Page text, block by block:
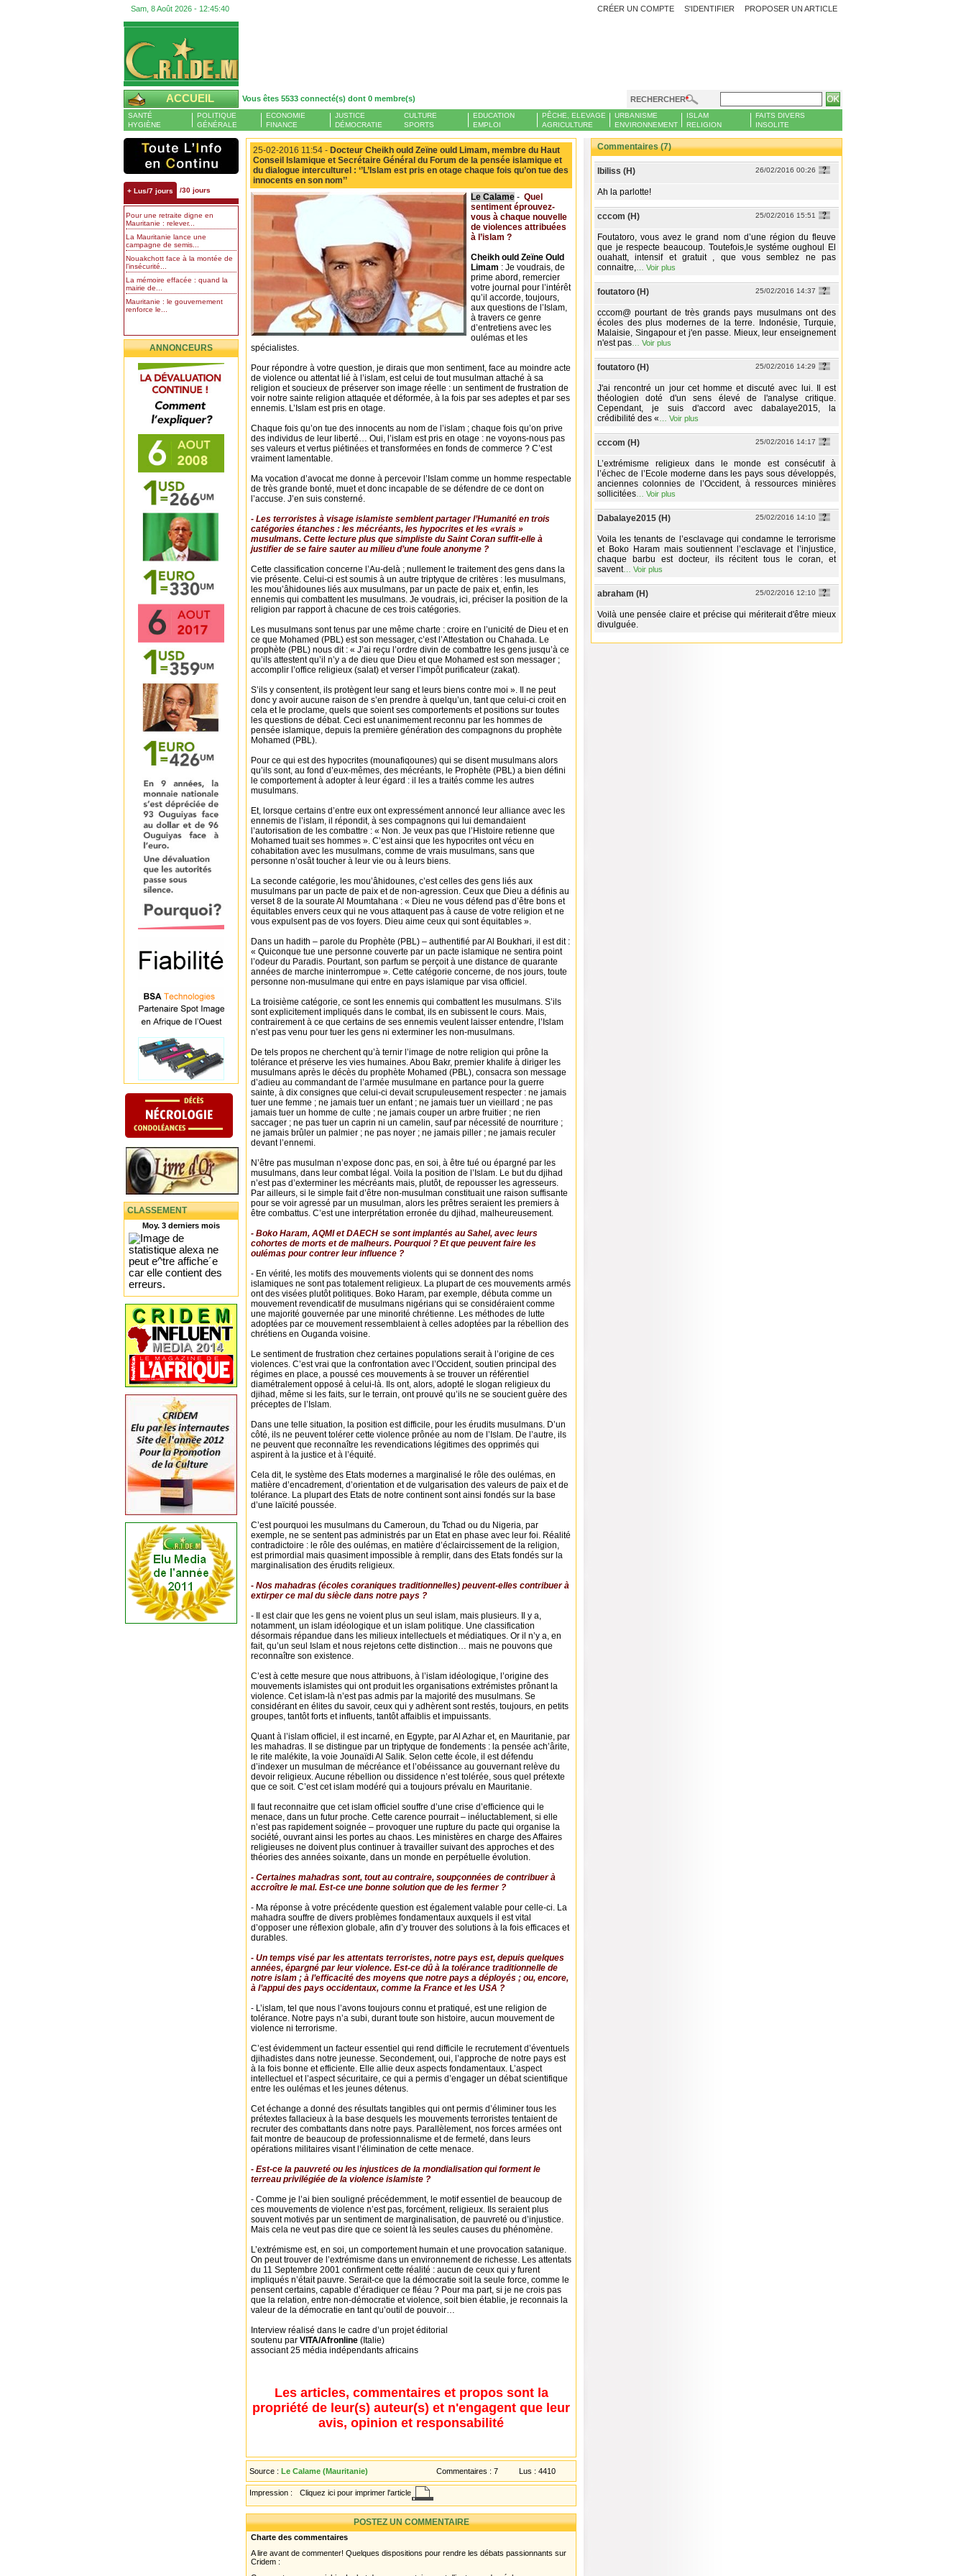
Sam, 8 Août 2026 - 12:45:41 PROPOSER UN ARTICLE
CRÉER UN COMPTE S'IDENTIFIER
ACCUEIL Vous êtes 5533 connecté(s) dont 0 membre(s) RECHERCHER
SANTÉ
HYGIÈNE
POLITIQUE
GÉNÉRALE
ECONOMIE
FINANCE
JUSTICE
DÉMOCRATIE
CULTURE
SPORTS
EDUCATION
EMPLOI
PÊCHE, ELEVAGE
AGRICULTURE
URBANISME
ENVIRONNEMENT
ISLAM
RELIGION
FAITS DIVERS
INSOLITE
+ Lus/7 jours /30 jours
Pour une retraite digne en
Mauritanie : relever...
La Mauritanie lance une
campagne de semis...
Nouakchott face à la montée de
l’insécurité...
La mémoire effacée : quand la
mairie de...
Mauritanie : le gouvernement
renforce le...
ANNONCEURS
CLASSEMENT
Moy. 3 derniers mois
25-02-2016 11:54 - Docteur Cheikh ould Zeïne ould Limam, membre du Haut
Conseil Islamique et Secrétaire Général du Forum de la pensée islamique et
du dialogue interculturel : ‘’L’Islam est pris en otage chaque fois qu’on tue des
innocents en son nom’’
Le Calame - Quel
sentiment éprouvez-
vous à chaque nouvelle
de violences attribuées
à l’islam ?
Cheikh ould Zeïne Ould
Limam : Je voudrais, de
prime abord, remercier
votre journal pour l’intérêt
qu’il accorde, toujours,
aux questions de l’Islam,
à travers ce genre
d’entretiens avec les
oulémas et les
spécialistes.
Pour répondre à votre question, je dirais que mon sentiment, face au moindre acte
de violence ou attentat lié à l’islam, est celui de tout musulman attaché à sa
religion et soucieux de préserver son image réelle : un sentiment de frustration de
voir notre sainte religion attaquée et déformée, à la fois par ses adeptes et par ses
ennemis. L’Islam est pris en otage.
Chaque fois qu’on tue des innocents au nom de l’islam ; chaque fois qu’on prive
des individus de leur liberté… Oui, l’islam est pris en otage : ne voyons-nous pas
ses valeurs et vertus piétinées et transformées en fonds de commerce ? C’est
vraiment lamentable.
Ma vocation d’avocat me donne à percevoir l’Islam comme un homme respectable
de très grande bonté, muet et donc incapable de se défendre de ce dont on
l’accuse. J’en suis consterné.
- Les terroristes à visage islamiste semblent partager l’Humanité en trois
catégories étanches : les mécréants, les hypocrites et les «vrais »
musulmans. Cette lecture plus que simpliste du Saint Coran suffit-elle à
justifier de se faire sauter au milieu d’une foule anonyme ?
Cette classification concerne l’Au-delà ; nullement le traitement des gens dans la
vie présente. Celui-ci est soumis à un autre triptyque de critères : les musulmans,
les mou’âhidounes liés aux musulmans, par un pacte de paix et, enfin, les
ennemis qui combattent les musulmans. Je voudrais, ici, préciser la position de la
religion par rapport à chacune de ces trois catégories.
Les musulmans sont tenus par une même charte : croire en l’unicité de Dieu et en
ce que Mohamed (PBL) est son messager, c’est l’Attestation ou Chahada. Le
prophète (PBL) nous dit : « J’ai reçu l’ordre divin de combattre les gens jusqu’à ce
qu’ils attestent qu’il n’y a de dieu que Dieu et que Mohamed est son messager ;
accomplir l’office religieux (salat) et verser l’impôt purificateur (zakat).
S’ils y consentent, ils protègent leur sang et leurs biens contre moi ». Il ne peut
donc y avoir aucune raison de s’en prendre à quelqu’un, tant que celui-ci croit en
cela et le proclame, quels que soient ses comportements et positions sur toutes
les questions de débat. Ceci est unanimement reconnu par les hommes de
pensée islamique, depuis la première génération des compagnons du prophète
Mohamed (PBL).
Pour ce qui est des hypocrites (mounafiqounes) qui se disent musulmans alors
qu’ils sont, au fond d’eux-mêmes, des mécréants, le Prophète (PBL) a bien défini
le comportement à adopter à leur égard : il les a traités comme les autres
musulmans.
Et, lorsque certains d’entre eux ont expressément annoncé leur alliance avec les
ennemis de l’islam, il répondit, à ses compagnons qui lui demandaient
l’autorisation de les combattre : « Non. Je veux pas que l’Histoire retienne que
Mohamed tuait ses hommes ». C’est ainsi que les hypocrites ont vécu en
cohabitation avec les musulmans, comme de vrais musulmans, sans que
personne n’osât toucher à leur vie ou à leurs biens.
La seconde catégorie, les mou’âhidounes, c’est celles des gens liés aux
musulmans par un pacte de paix et de non-agression. Ceux que Dieu a définis au
verset 8 de la sourate Al Moumtahana : « Dieu ne vous défend pas d’être bons et
équitables envers ceux qui ne vous attaquent pas à cause de votre religion et ne
vous expulsent pas de vos foyers. Dieu aime ceux qui sont équitables ».
Dans un hadith – parole du Prophète (PBL) – authentifié par Al Boukhari, il est dit :
« Quiconque tue une personne couverte par un pacte islamique ne sentira point
l’odeur du Paradis. Pourtant, son parfum se perçoit à une distance de quarante
années de marche ininterrompue ». Cette catégorie concerne, de nos jours, toute
personne non-musulmane qui entre en pays islamique par visa officiel.
La troisième catégorie, ce sont les ennemis qui combattent les musulmans. S’ils
sont explicitement impliqués dans le combat, ils en subissent le cours. Mais,
contrairement à ce que certains de ses ennemis veulent laisser entendre, l’Islam
n’est pas venu pour tuer les gens ni exterminer les non-musulmans.
De tels propos ne cherchent qu’à ternir l’image de notre religion qui prône la
tolérance et préserve les vies humaines. Abou Bakr, premier khalife à diriger les
musulmans après le décès du prophète Mohamed (PBL), consacra son message
d’adieu au commandant de l’armée musulmane en partance pour la guerre
sainte, à dix consignes que celui-ci devait scrupuleusement respecter : ne jamais
tuer une femme ; ne jamais tuer un enfant ; ne jamais tuer un vieillard ; ne pas
jamais tuer un homme de culte ; ne jamais couper un arbre fruitier ; ne rien
saccager ; ne pas tuer un caprin ni un camelin, sauf par nécessité de nourriture ;
ne jamais brûler un palmier ; ne pas noyer ; ne jamais piller ; ne jamais reculer
devant l’ennemi.
N’être pas musulman n’expose donc pas, en soi, à être tué ou épargné par les
musulmans, dans leur combat légal. Voila la position de l’Islam. Le but du djihad
n’est pas d’exterminer les mécréants mais, plutôt, de repousser les agresseurs.
Par ailleurs, si le simple fait d’être non-musulman constituait une raison suffisante
pour se voir agressé par un musulman, alors les prêtres seraient les premiers à
être combattus. C’est une interprétation erronée du djihad, malheureusement.
- Boko Haram, AQMI et DAECH se sont implantés au Sahel, avec leurs
cohortes de morts et de malheurs. Pourquoi ? Et que peuvent faire les
oulémas pour contrer leur influence ?
- En vérité, les motifs des mouvements violents qui se donnent des noms
islamiques ne sont pas totalement religieux. La plupart de ces mouvements armés
ont des visées plutôt politiques. Boko Haram, par exemple, débuta comme un
mouvement revendicatif de musulmans nigérians qui se considéraient comme
une majorité gouvernée par une minorité chrétienne. Les méthodes de lutte
adoptées par ce mouvement ressemblaient à celles adoptées par la rébellion des
chrétiens en Ouganda voisine.
Le sentiment de frustration chez certaines populations serait à l’origine de ces
violences. C’est vrai que la confrontation avec l’Occident, soutien principal des
régimes en place, a poussé ces mouvements à se trouver un référentiel
diamétralement opposé à celui-là. Ils ont, alors, adopté le slogan religieux du
djihad, même si les faits, sur le terrain, ont prouvé qu’ils ne se soucient guère des
préceptes de l’Islam.
Dans une telle situation, la position est difficile, pour les érudits musulmans. D’un
côté, ils ne peuvent tolérer cette violence prônée au nom de l’Islam. De l’autre, ils
ne peuvent que reconnaître les revendications légitimes des opprimés qui
aspirent à la justice et à l’équité.
Cela dit, le système des Etats modernes a marginalisé le rôle des oulémas, en
matière d’encadrement, d’orientation et de vulgarisation des valeurs de paix et de
tolérance. La plupart des Etats de notre continent sont ainsi fondés sur la base
d’une laïcité poussée.
C’est pourquoi les musulmans du Cameroun, du Tchad ou du Nigeria, par
exemple, ne se sentent pas administrés par un Etat en phase avec leur foi. Réalité
contradictoire : le rôle des oulémas, en matière d’éclaircissement de la religion,
est primordial mais quasiment impossible à remplir, dans des Etats fondés sur la
marginalisation des érudits religieux.
- Nos mahadras (écoles coraniques traditionnelles) peuvent-elles contribuer à
extirper ce mal du siècle dans notre pays ?
- Il est clair que les gens ne voient plus un seul islam, mais plusieurs. Il y a,
notamment, un islam idéologique et un islam politique. Une classification
désormais répandue dans les milieux intellectuels et médiatiques. Or il n’y a, en
fait, qu’un seul Islam et nous rejetons cette distinction… mais ne pouvons que
reconnaître son existence.
C’est à cette mesure que nous attribuons, à l’islam idéologique, l’origine des
mouvements islamistes qui ont produit les organisations extrémistes prônant la
violence. Cet islam-là n’est pas admis par la majorité des musulmans. Se
considérant en élites du savoir, ceux qui y adhèrent sont restés, toujours, en petits
groupes, tantôt forts et influents, tantôt affaiblis et impuissants.
Quant à l’islam officiel, il est incarné, en Egypte, par Al Azhar et, en Mauritanie, par
les mahadras. Il se distingue par un triptyque de fondements : la pensée ach’ârite,
le rite malékite, la voie Jounaïdi Al Salik. Selon cette école, il est défendu
d’indexer un musulman de mécréance et l’obéissance au gouvernant relève du
devoir religieux. Aucune rébellion ou dissidence n’est tolérée, sous quel prétexte
que ce soit. C’est cet islam modéré qui a toujours prévalu en Mauritanie.
Il faut reconnaitre que cet islam officiel souffre d’une crise d’efficience qui le
menace, dans un futur proche. Cette carence pourrait – inéluctablement, si elle
n’est pas rapidement soignée – provoquer une rupture du pacte qui organise la
société, ouvrant ainsi les portes au chaos. Les ministères en charge des Affaires
religieuses ne doivent plus continuer à travailler suivant des approches et des
théories des années soixante, dans un monde en perpétuelle évolution.
- Certaines mahadras sont, tout au contraire, soupçonnées de contribuer à
accroître le mal. Est-ce une bonne solution que de les fermer ?
- Ma réponse à votre précédente question est également valable pour celle-ci. La
mahadra souffre de divers problèmes fondamentaux auxquels il est vital
d’opposer une réflexion globale, afin d’y trouver des solutions à la fois efficaces et
durables.
- Un temps visé par les attentats terroristes, notre pays est, depuis quelques
années, épargné par leur violence. Est-ce dû à la tolérance traditionnelle de
notre islam ; à l’efficacité des moyens que notre pays a déployés ; ou, encore,
à l’appui des pays occidentaux, comme la France et les USA ?
- L’islam, tel que nous l’avons toujours connu et pratiqué, est une religion de
tolérance. Notre pays n’a subi, durant toute son histoire, aucun mouvement de
violence ni terrorisme.
C’est évidemment un facteur essentiel qui rend difficile le recrutement d’éventuels
djihadistes dans notre jeunesse. Secondement, oui, l’approche de notre pays est
à la fois bonne et efficiente. Elle allie deux aspects fondamentaux. L’aspect
intellectuel et l’aspect sécuritaire, ce qui a permis d’engager un débat scientifique
entre les oulémas et les jeunes détenus.
Cet échange a donné des résultats tangibles qui ont permis d’éliminer tous les
prétextes fallacieux à la base desquels les mouvements terroristes tentaient de
recruter des combattants dans notre pays. Parallèlement, nos forces armées ont
fait montre de beaucoup de professionnalisme et de fermeté, dans leurs
opérations militaires visant l’élimination de cette menace.
- Est-ce la pauvreté ou les injustices de la mondialisation qui forment le
terreau privilégiée de la violence islamiste ?
- Comme je l’ai bien souligné précédemment, le motif essentiel de beaucoup de
ces mouvements de violence n’est pas, forcément, religieux. Ils seraient plus
souvent motivés par un sentiment de marginalisation, de pauvreté ou d’injustice.
Mais cela ne veut pas dire que ce soient là les seules causes du phénomène.
L’extrémisme est, en soi, un comportement humain et une provocation satanique.
On peut trouver de l’extrémisme dans un environnement de richesse. Les attentats
du 11 Septembre 2001 confirment cette réalité : aucun de ceux qui y furent
impliqués n’était pauvre. Serait-ce que la démocratie soit la seule force, comme le
pensent certains, capable d’éradiquer ce fléau ? Pour ma part, si je ne crois pas
que la relation, entre non-démocratie et violence, soit bien établie, je reconnais la
valeur de la démocratie en tant qu’outil de pouvoir…
Interview réalisé dans le cadre d’un projet éditorial
soutenu par VITA/Afronline (Italie)
associant 25 média indépendants africains
Les articles, commentaires et propos sont la
propriété de leur(s) auteur(s) et n'engagent que leur
avis, opinion et responsabilité
Source : Le Calame (Mauritanie) Commentaires : 7 Lus : 4410
Impression : Cliquez ici pour imprimer l'article
POSTEZ UN COMMENTAIRE
Charte des commentaires
A lire avant de commenter! Quelques dispositions pour rendre les débats passionnants sur
Cridem :
Commentaires (7)
Ibiliss (H) 26/02/2016 00:26
Ah la parlotte!
cccom (H) 25/02/2016 15:51
Foutatoro, vous avez le grand nom d’une région du fleuve
que je respecte beaucoup. Toutefois,le systéme oughoul El
ouahatt, intensif et gratuit , que vous semblez ne pas
connaitre,
Voir plus
foutatoro (H) 25/02/2016 14:37
cccom@ pourtant de très grands pays musulmans ont des
écoles des plus modernes de la terre. Indonésie, Turquie,
Malaisie, Singapour et j'en passe. Mieux, leur enseignement
n'est pas
Voir plus
foutatoro (H) 25/02/2016 14:29
J'ai rencontré un jour cet homme et discuté avec lui. Il est
théologien doté d'un sens élevé de l'analyse critique.
Cependant, je suis d'accord avec dabalaye2015, la
crédibilité des «
Voir plus
cccom (H) 25/02/2016 14:17
L’extrémisme religieux dans le monde est consécutif à
l’échec de l’Ecole moderne dans les pays sous développés,
anciennes colonnies de l’Occident, à ressources minières
sollicitées
Voir plus
Dabalaye2015 (H) 25/02/2016 14:10
Voila les tenants de l’esclavage qui condamne le terrorisme
et Boko Haram mais soutiennent l’esclavage et l’injustice,
chaque barbu est docteur, ils récitent tous le coran, et
savent… Voir plus
abraham (H) 25/02/2016 12:10
Voilà une pensée claire et précise qui mériterait d'être mieux
divulguée.